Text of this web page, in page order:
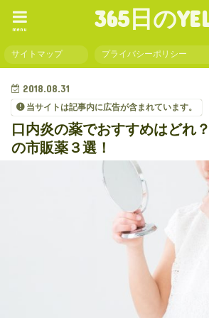
365日の
menu
サイトマップ プライバシーポリシー
2018.08.31
当サイトは記事内に広告が含まれています。
口内炎の薬でおすすめはどれ
の市販薬３選！